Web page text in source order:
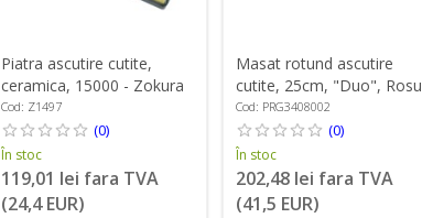
Piatra ascutire cutite,
ceramica, 15000 - Zokura
Cod: Z1497
(0)
În stoc
119,01 lei fara TVA
(24,4 EUR)
Masat rotund ascutire
cutite, 25cm, "Duo", Rosu
- Pirge
Cod: PRG3408002
(0)
În stoc
202,48 lei fara TVA
(41,5 EUR)